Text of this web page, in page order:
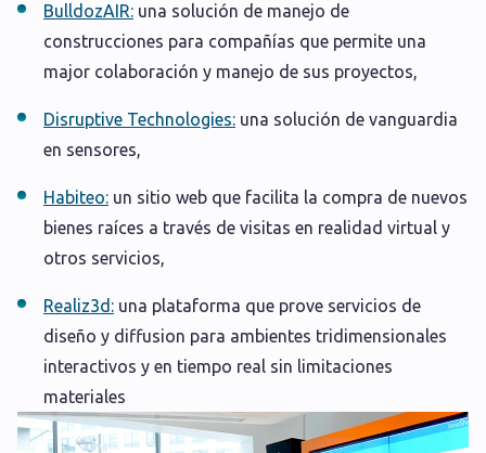
BulldozAIR: una solución de manejo de
construcciones para compañías que permite una
major colaboración y manejo de sus proyectos,
Disruptive Technologies: una solución de vanguardia
en sensores,
Habiteo: un sitio web que facilita la compra de nuevos
bienes raíces a través de visitas en realidad virtual y
otros servicios,
Realiz3d: una plataforma que prove servicios de
diseño y diffusion para ambientes tridimensionales
interactivos y en tiempo real sin limitaciones
materiales